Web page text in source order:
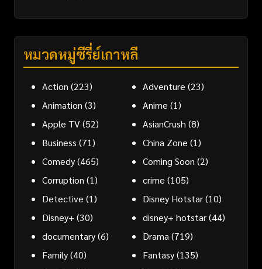
หมวดหมู่ซีรี่ย์เกาหลี
Action (223) Adventure (23)
Animation (3) Anime (1)
Apple TV(52) AsianCrush (8)
Business (71) China Zone (1)
Comedy(465) Coming Soon (2)
Corruption (1) crime (105)
Detective (1) Disney Hotstar(10)
Disney+ (30) disney+ hotstar(44)
documentary(6) Drama(719)
Family(40) Fantasy(135)